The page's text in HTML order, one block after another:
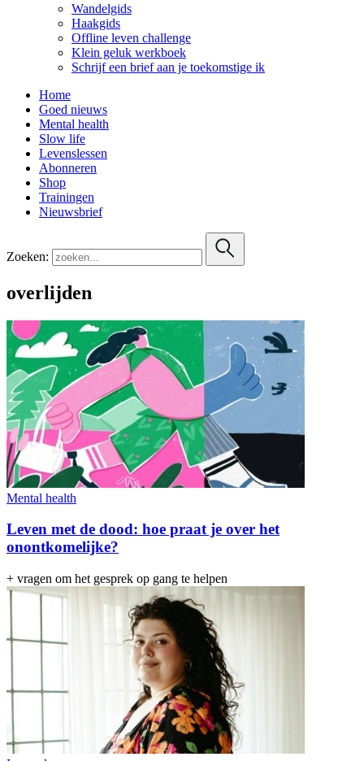
Wandelgids
Haakgids
Offline leven challenge
Klein geluk werkboek
Schrijf een brief aan je toekomstige ik
Home
Goed nieuws
Mental health
Slow life
Levenslessen
Abonneren
Shop
Trainingen
Nieuwsbrief
Zoeken:
overlijden
Mental health
Leven met de dood: hoe praat je over het
onontkomelijke?
+ vragen om het gesprek op gang te helpen